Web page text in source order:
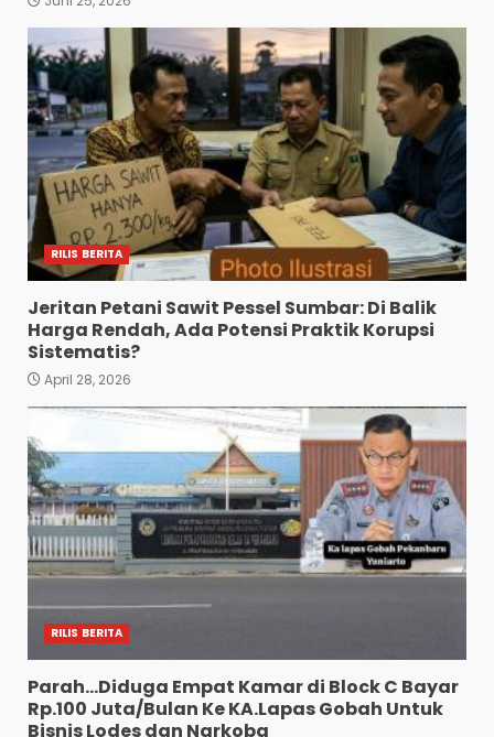
RILIS BERITA
Jeritan Petani Sawit Pessel Sumbar: Di Balik
Harga Rendah, Ada Potensi Praktik Korupsi
Sistematis?
April 28, 2026
RILIS BERITA
Parah…Diduga Empat Kamar di Block C Bayar
Rp.100 Juta/Bulan Ke KA.Lapas Gobah Untuk
Bisnis Lodes dan Narkoba